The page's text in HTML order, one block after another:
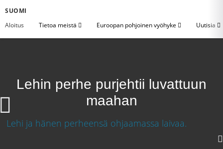
SUOMI
Aloitus
Tietoa meistä Euroopan pohjoinen vyöhyke Uutisia
Lehin perhe purjehtii luvattuun
maahan